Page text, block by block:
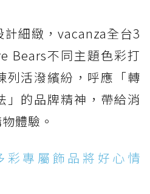
細緻，vacanza全台3
Bears不同主題色彩打
列活潑繽紛，呼應「轉
」的品牌精神，帶給消
體驗。
彩專屬飾品將好心情